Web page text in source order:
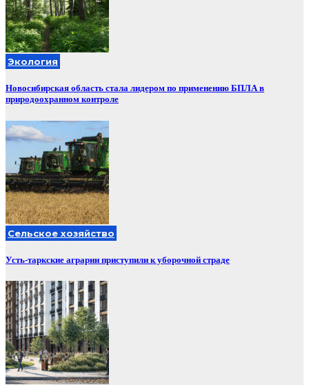
Экология
Новосибирская область стала лидером по применению БПЛА в
природоохранном контроле
Сельское хозяйство
Усть-таркские аграрии приступили к уборочной страде